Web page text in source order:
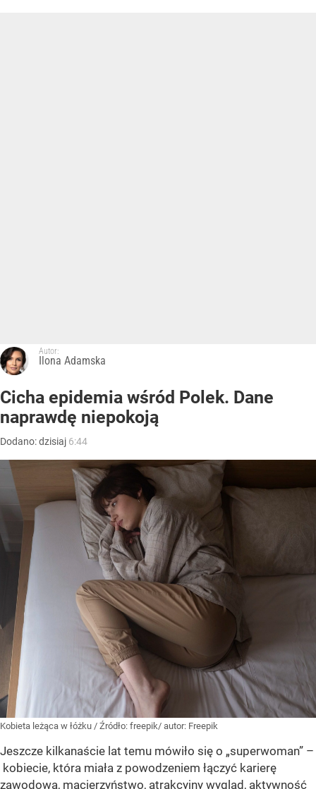
Autor:
Ilona Adamska
Cicha epidemia wśród Polek. Dane
naprawdę niepokoją
Dodano:dzisiaj 6:44
Kobieta leżąca w łóżku / Źródło: freepik/ autor: Freepik
Jeszcze kilkanaście lat temu mówiło się o „superwoman” –
kobiecie, która miała z powodzeniem łączyć karierę
zawodową, macierzyństwo, atrakcyjny wygląd, aktywność